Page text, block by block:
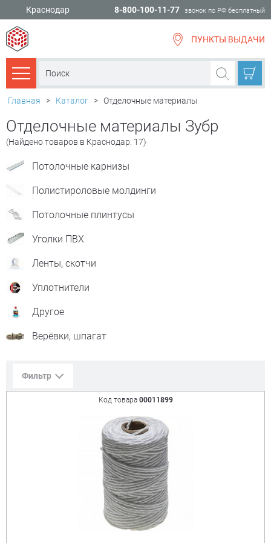
Краснодар 8-800-100-11-77 звонок по РФ бесплатный
ПУНКТЫ ВЫДАЧИ
Каталог товаров
Главная > Каталог > Отделочные материалы
Отделочные материалы Зубр
(Найдено товаров в Краснодар: 17)
Потолочные карнизы
Полистироловые молдинги
Потолочные плинтусы
Уголки ПВХ
Ленты, скотчи
Уплотнители
Другое
Верёвки, шпагат
Фильтр
Код товара 00011899